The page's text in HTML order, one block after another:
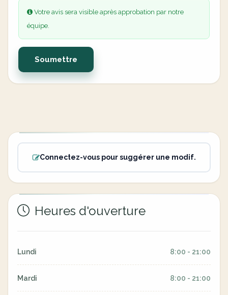
Votre avis sera visible après approbation par notre
équipe.
Soumettre
Connectez-vous pour suggérer une modif.
Heures d'ouverture
Lundi 8:00 - 21:00
Mardi 8:00 - 21:00